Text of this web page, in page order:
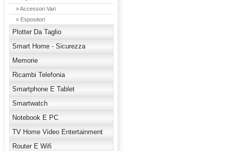
» Accessori Vari
» Espositori
Plotter Da Taglio
Smart Home - Sicurezza
Memorie
Ricambi Telefonia
Smartphone E Tablet
Smartwatch
Notebook E PC
TV Home Video Entertainment
Router E Wifi